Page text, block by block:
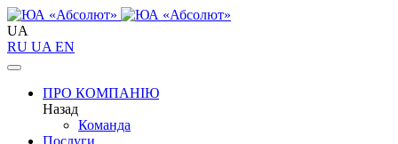
UA
RU UA EN
ПРО КОМПАНІЮ
Назад
Команда
Послуги